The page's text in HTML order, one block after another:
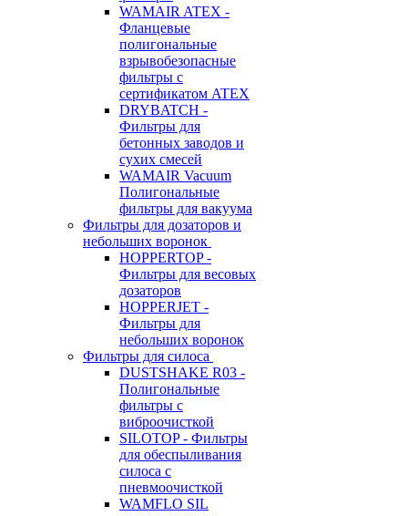
WAMAIR ATEX -
Фланцевые
полигональные
взрывобезопасные
фильтры с
сертификатом ATEX
DRYBATCH -
Фильтры для
бетонных заводов и
сухих смесей
WAMAIR Vacuum
Полигональные
фильтры для вакуума
Фильтры для дозаторов и
небольших воронок
HOPPERTOP -
Фильтры для весовых
дозаторов
HOPPERJET -
Фильтры для
небольших воронок
Фильтры для силоса
DUSTSHAKE R03 -
Полигональные
фильтры с
виброочисткой
SILOTOP - Фильтры
для обеспыливания
силоса c
пневмоочисткой
WAMFLO SIL